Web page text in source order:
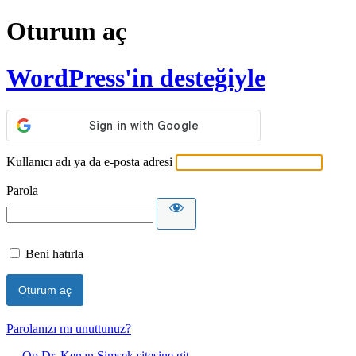
Oturum aç
WordPress'in desteğiyle
Kullanıcı adı ya da e-posta adresi
Parola
Beni hatırla
Parolanızı mı unuttunuz?